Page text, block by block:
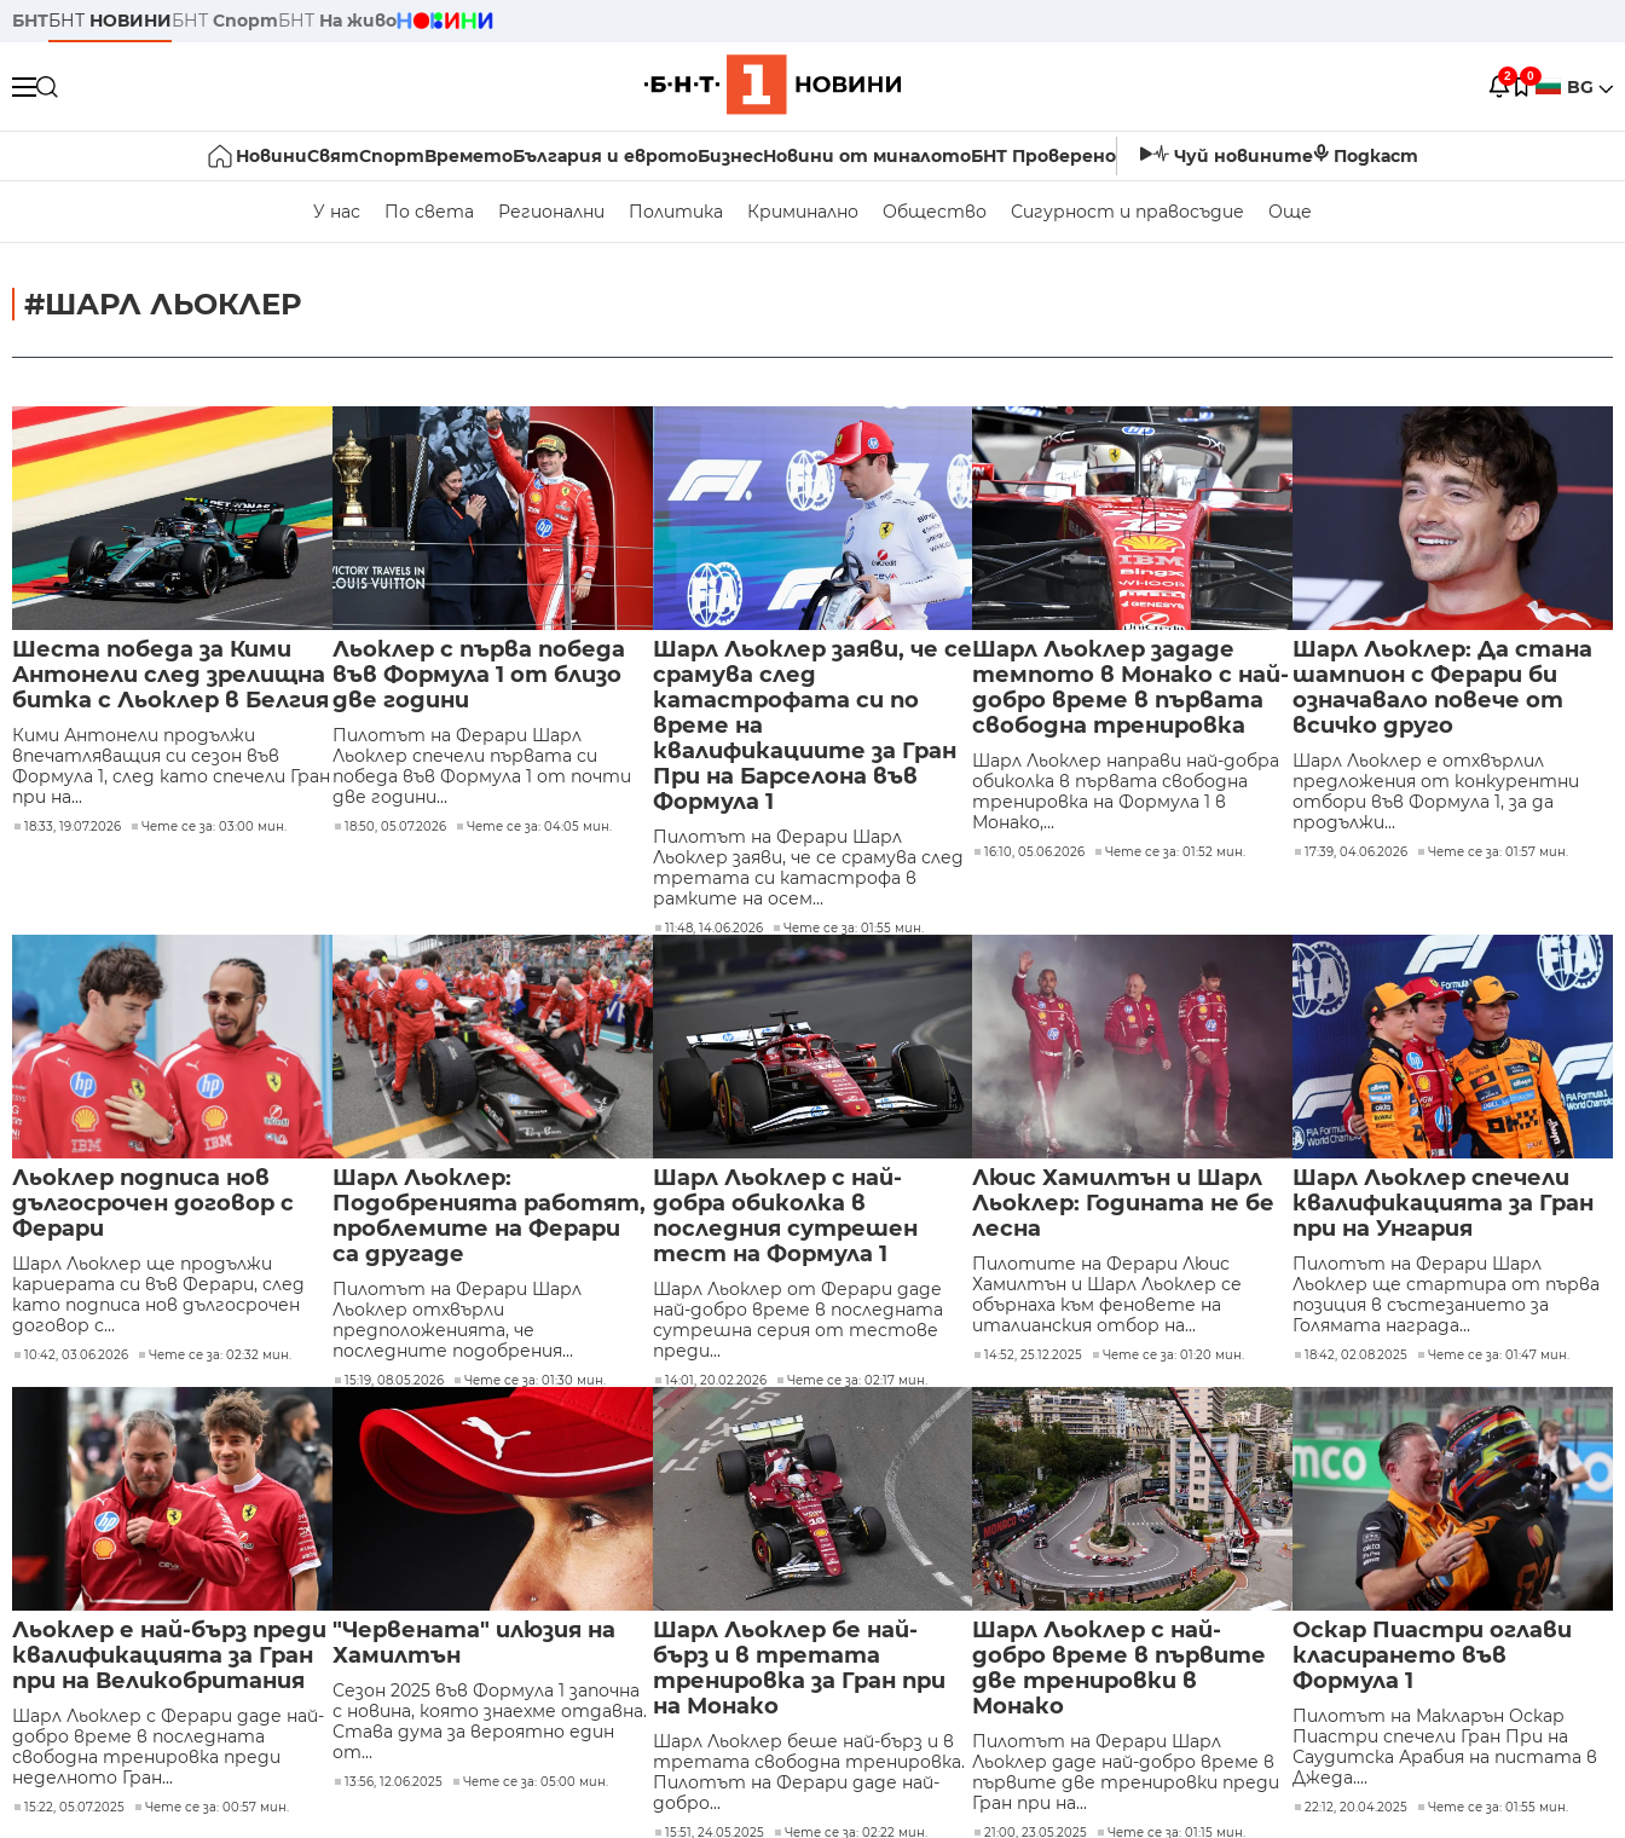
БНТБНТ НОВИНИБНТ СпортБНТ На живо
2 0 BG
НовиниСвятСпортВреметоБългария и евротоБизнесНовини от миналотоБНТ Проверено Чуй новините Подкаст
У нас По света Регионални Политика Криминално Общество Сигурност и правосъдие Още
#ШАРЛ ЛЬОКЛЕР
Шеста победа за Кими
Антонели след зрелищна
битка с Льоклер в Белгия
Кими Антонели продължи
впечатляващия си сезон във
Формула 1, след като спечели Гран
при на...
18:33, 19.07.2026 Чете се за: 03:00 мин.
Льоклер с първа победа
във Формула 1 от близо
две години
Пилотът на Ферари Шарл
Льоклер спечели първата си
победа във Формула 1 от почти
две години...
18:50, 05.07.2026 Чете се за: 04:05 мин.
Шарл Льоклер заяви, че се
срамува след
катастрофата си по
време на
квалификациите за Гран
При на Барселона във
Формула 1
Пилотът на Ферари Шарл
Льоклер заяви, че се срамува след
третата си катастрофа в
рамките на осем...
11:48, 14.06.2026 Чете се за: 01:55 мин.
Шарл Льоклер зададе
темпото в Монако с най-
добро време в първата
свободна тренировка
Шарл Льоклер направи най-добра
обиколка в първата свободна
тренировка на Формула 1 в
Монако,...
16:10, 05.06.2026 Чете се за: 01:52 мин.
Шарл Льоклер: Да стана
шампион с Ферари би
означавало повече от
всичко друго
Шарл Льоклер е отхвърлил
предложения от конкурентни
отбори във Формула 1, за да
продължи...
17:39, 04.06.2026 Чете се за: 01:57 мин.
Льоклер подписа нов
дългосрочен договор с
Ферари
Шарл Льоклер ще продължи
кариерата си във Ферари, след
като подписа нов дългосрочен
договор с...
10:42, 03.06.2026 Чете се за: 02:32 мин.
Шарл Льоклер:
Подобренията работят,
проблемите на Ферари
са другаде
Пилотът на Ферари Шарл
Льоклер отхвърли
предположенията, че
последните подобрения...
15:19, 08.05.2026 Чете се за: 01:30 мин.
Шарл Льоклер с най-
добра обиколка в
последния сутрешен
тест на Формула 1
Шарл Льоклер от Ферари даде
най-добро време в последната
сутрешна серия от тестове
преди...
14:01, 20.02.2026 Чете се за: 02:17 мин.
Люис Хамилтън и Шарл
Льоклер: Годината не бе
лесна
Пилотите на Ферари Люис
Хамилтън и Шарл Льоклер се
обърнаха към феновете на
италианския отбор на...
14:52, 25.12.2025 Чете се за: 01:20 мин.
Шарл Льоклер спечели
квалификацията за Гран
при на Унгария
Пилотът на Ферари Шарл
Льоклер ще стартира от първа
позиция в състезанието за
Голямата награда...
18:42, 02.08.2025 Чете се за: 01:47 мин.
Льоклер е най-бърз преди
квалификацията за Гран
при на Великобритания
Шарл Льоклер с Ферари даде най-
добро време в последната
свободна тренировка преди
неделното Гран...
15:22, 05.07.2025 Чете се за: 00:57 мин.
"Червената" илюзия на
Хамилтън
Сезон 2025 във Формула 1 започна
с новина, която знаехме отдавна.
Става дума за вероятно един
от...
13:56, 12.06.2025 Чете се за: 05:00 мин.
Шарл Льоклер бе най-
бърз и в третата
тренировка за Гран при
на Монако
Шарл Льоклер беше най-бърз и в
третата свободна тренировка.
Пилотът на Ферари даде най-
добро...
15:51, 24.05.2025 Чете се за: 02:22 мин.
Шарл Льоклер с най-
добро време в първите
две тренировки в
Монако
Пилотът на Ферари Шарл
Льоклер даде най-добро време в
първите две тренировки преди
Гран при на...
21:00, 23.05.2025 Чете се за: 01:15 мин.
Оскар Пиастри оглави
класирането във
Формула 1
Пилотът на Макларън Оскар
Пиастри спечели Гран При на
Саудитска Арабия на пистата в
Джеда....
22:12, 20.04.2025 Чете се за: 01:55 мин.